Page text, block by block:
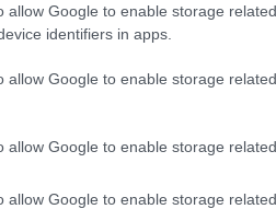
allow Google to enable storage
identifiers in apps.
allow Google to enable storage
allow Google to enable storage
allow Google to enable storage
δήλωσης, πριν την